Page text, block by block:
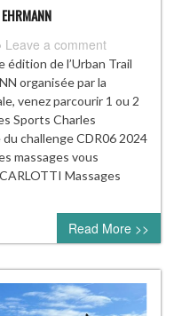
Leave a comment
édition de l’Urban Trail
organisée par la
venez parcourir 1 ou 2
Sports Charles
challenge CDR06 2024
massages vous
Massages
Read More >>